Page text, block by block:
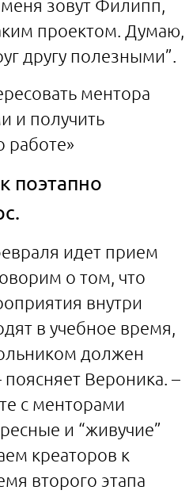
зовут Филипп,
проектом. Думаю,
другу полезными”.
ментора
и получить
работе»
поэтапно
идет прием
о том, что
внутри
в учебное время,
должен
поясняет Вероника. –
с менторами
и “живучие”
креаторов к
второго этапа